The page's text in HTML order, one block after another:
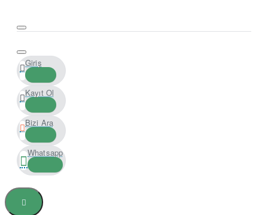
Giriş
Kayıt Ol
Bizi Ara
Whatsapp